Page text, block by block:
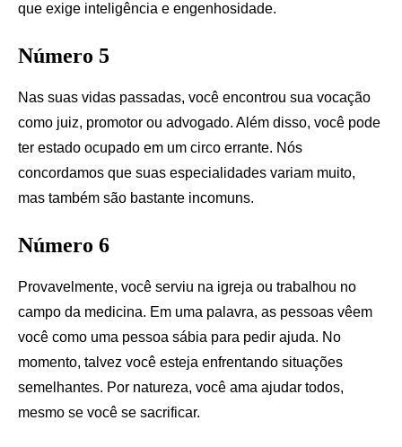
que exige inteligência e engenhosidade.
Número 5
Nas suas vidas passadas, você encontrou sua vocação
como juiz, promotor ou advogado. Além disso, você pode
ter estado ocupado em um circo errante. Nós
concordamos que suas especialidades variam muito,
mas também são bastante incomuns.
Número 6
Provavelmente, você serviu na igreja ou trabalhou no
campo da medicina. Em uma palavra, as pessoas vêem
você como uma pessoa sábia para pedir ajuda. No
momento, talvez você esteja enfrentando situações
semelhantes. Por natureza, você ama ajudar todos,
mesmo se você se sacrificar.